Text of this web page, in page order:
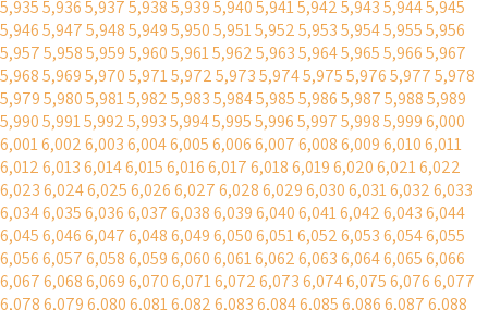
5,9355,9365,9375,9385,9395,9405,9415,9425,9435,9445,945
5,9465,9475,9485,9495,9505,9515,9525,9535,9545,9555,956
5,9575,9585,9595,9605,9615,9625,9635,9645,9655,9665,967
5,9685,9695,9705,9715,9725,9735,9745,9755,9765,9775,978
5,9795,9805,9815,9825,9835,9845,9855,9865,9875,9885,989
5,9905,9915,9925,9935,9945,9955,9965,9975,9985,9996,000
6,0016,0026,0036,0046,0056,0066,0076,0086,0096,0106,011
6,0126,0136,0146,0156,0166,0176,0186,0196,0206,0216,022
6,0236,0246,0256,0266,0276,0286,0296,0306,0316,0326,033
6,0346,0356,0366,0376,0386,0396,0406,0416,0426,0436,044
6,0456,0466,0476,0486,0496,0506,0516,0526,0536,0546,055
6,0566,0576,0586,0596,0606,0616,0626,0636,0646,0656,066
6,0676,0686,0696,0706,0716,0726,0736,0746,0756,0766,077
6,0786,0796,0806,0816,0826,0836,0846,0856,0866,0876,088